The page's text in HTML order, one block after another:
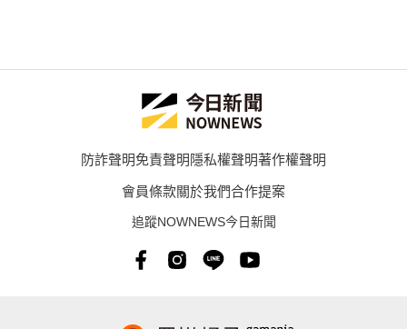
防詐聲明免責聲明隱私權聲明著作權聲明
會員條款關於我們合作提案
追蹤NOWNEWS今日新聞